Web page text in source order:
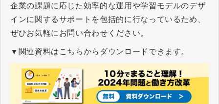
企業の課題に応じた効率的な運用や学習モデルのデザ
インに関するサポートを包括的に行なっているため、
ぜひお気軽にお問い合わせください。
▼関連資料はこちらからダウンロードできます。